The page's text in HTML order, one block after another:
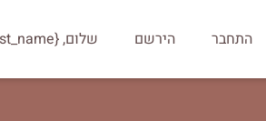
התחבר הירשם שלום, {first_name}